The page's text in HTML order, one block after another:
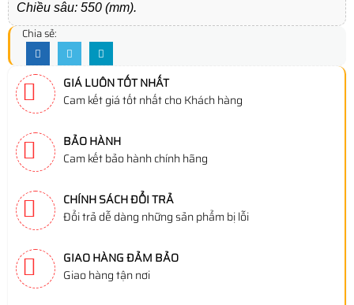
Chiều sâu: 550 (mm).
Chia sẻ:
GIÁ LUÔN TỐT NHẤT
Cam kết giá tốt nhất cho Khách hàng
BẢO HÀNH
Cam kết bảo hành chính hãng
CHÍNH SÁCH ĐỔI TRẢ
Đổi trả dễ dàng những sản phẩm bị lỗi
GIAO HÀNG ĐẢM BẢO
Giao hàng tận nơi